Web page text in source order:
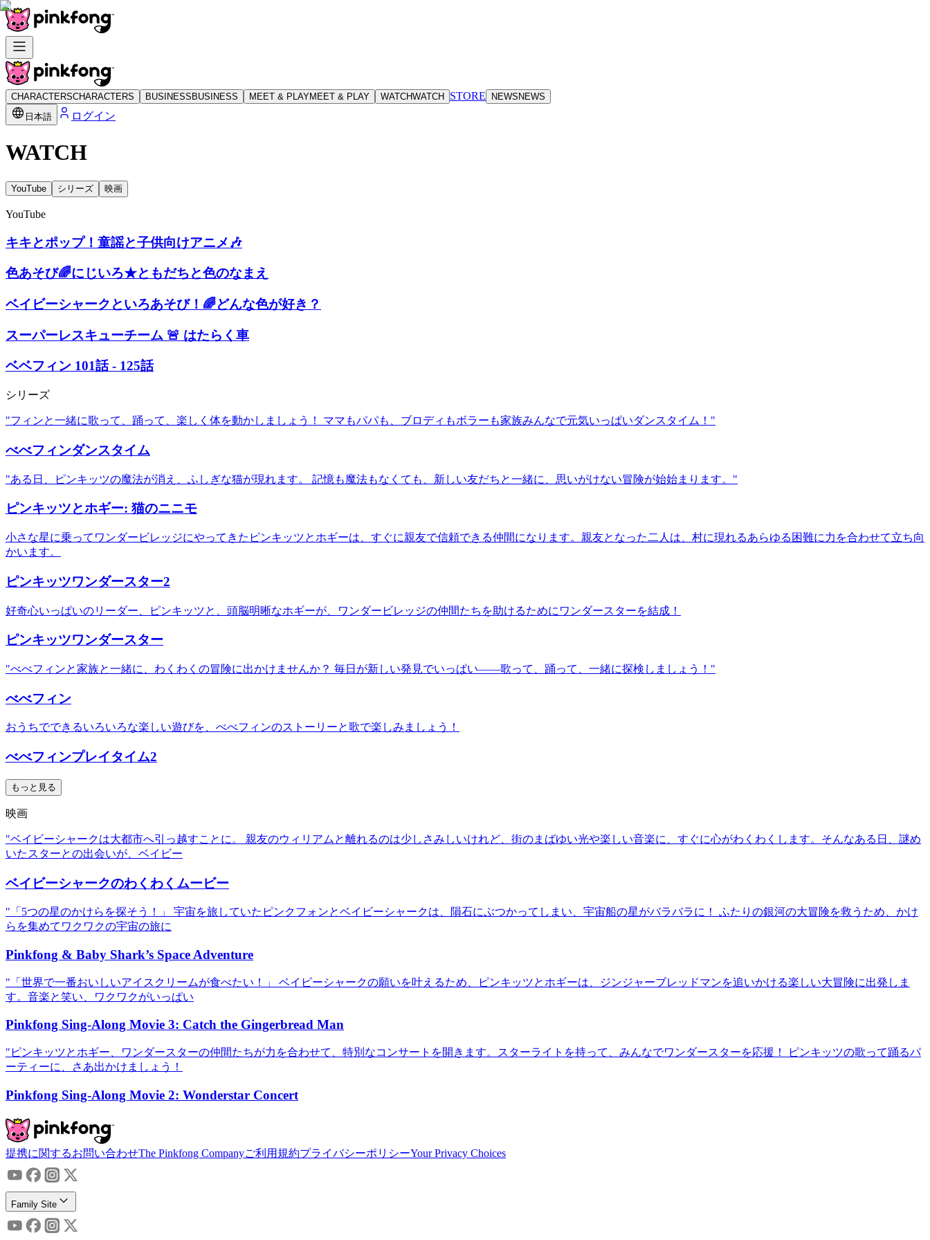
CHARACTERSCHARACTERS BUSINESS BUSINESS MEET & PLAYMEET & PLAY WATCHWATCH STORE NEWS NEWS
日本語
ログイン
WATCH
YouTube シリーズ 映画
YouTube
キキとポップ！童謡と子供向けアニメ🎶
色あそび🌈にじいろ★ともだちと色のなまえ
ベイビーシャークといろあそび！🌈どんな色が好き？
スーパーレスキューチーム 🚨 はたらく車
ベベフィン 101話 - 125話
シリーズ
"フィンと一緒に歌って、踊って、楽しく体を動かしましょう！ ママもパパも、ブロディもボラーも家族みんなで元気いっぱいダンスタイム！"
べべフィンダンスタイム
"ある日、ピンキッツの魔法が消え、ふしぎな猫が現れます。 記憶も魔法もなくても、新しい友だちと一緒に、思いがけない冒険が始始まります。"
ピンキッツとホギー: 猫のニニモ
小さな星に乗ってワンダービレッジにやってきたピンキッツとホギーは、すぐに親友で信頼できる仲間になります。親友となった二人は、村に現れるあらゆる困難に力を合わせて立ち向
かいます。
ピンキッツワンダースター2
好奇心いっぱいのリーダー、ピンキッツと、頭脳明晰なホギーが、ワンダービレッジの仲間たちを助けるためにワンダースターを結成！
ピンキッツワンダースター
"べべフィンと家族と一緒に、わくわくの冒険に出かけませんか？ 毎日が新しい発見でいっぱい――歌って、踊って、一緒に探検しましょう！"
べべフィン
おうちでできるいろいろな楽しい遊びを、べべフィンのストーリーと歌で楽しみましょう！
べべフィンプレイタイム2
もっと見る
映画
"ベイビーシャークは大都市へ引っ越すことに。 親友のウィリアムと離れるのは少しさみしいけれど、街のまばゆい光や楽しい音楽に、すぐに心がわくわくします。そんなある日、謎め
いたスターとの出会いが、ベイビー
ベイビーシャークのわくわくムービー
"「5つの星のかけらを探そう！」 宇宙を旅していたピンクフォンとベイビーシャークは、隕石にぶつかってしまい、宇宙船の星がバラバラに！ ふたりの銀河の大冒険を救うため、かけ
らを集めてワクワクの宇宙の旅に
Pinkfong & Baby Shark’s Space Adventure
"「世界で一番おいしいアイスクリームが食べたい！」 ベイビーシャークの願いを叶えるため、ピンキッツとホギーは、ジンジャーブレッドマンを追いかける楽しい大冒険に出発しま
す。音楽と笑い、ワクワクがいっぱい
Pinkfong Sing-Along Movie 3: Catch the Gingerbread Man
"ピンキッツとホギー、ワンダースターの仲間たちが力を合わせて、特別なコンサートを開きます。スターライトを持って、みんなでワンダースターを応援！ ピンキッツの歌って踊るパ
ーティーに、さあ出かけましょう！
Pinkfong Sing-Along Movie 2: Wonderstar Concert
提携に関するお問い合わせThe Pinkfong Companyご利用規約プライバシーポリシーYour Privacy Choices
Family Site